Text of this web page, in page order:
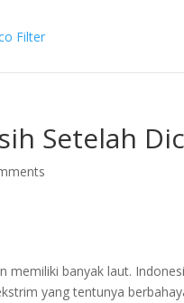
Setelah
memiliki banyak laut.
yang tentunya